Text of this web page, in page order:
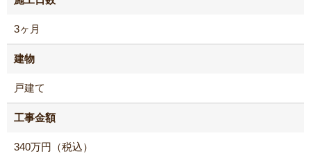
3ヶ月
建物
戸建て
工事金額
340万円（税込）